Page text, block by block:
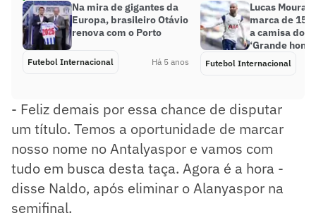
Na mira de gigantes da
Europa, brasileiro Otávio
renova com o Porto
Futebol Internacional Há 5 anos
Lucas Moura
marca de 150
a camisa do
‘Grande
Futebol Internacional
- Feliz demais por essa chance de disputar
um título. Temos a oportunidade de marcar
nosso nome no Antalyaspor e vamos com
tudo em busca desta taça. Agora é a hora -
disse Naldo, após eliminar o Alanyaspor na
semifinal.